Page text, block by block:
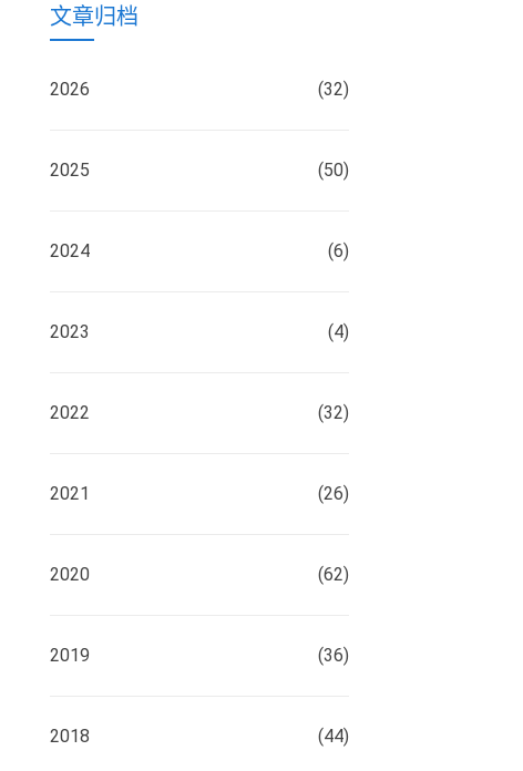
文章归档
2026 (32)
2025 (50)
2024 (6)
2023 (4)
2022 (32)
2021 (26)
2020 (62)
2019 (36)
2018 (44)